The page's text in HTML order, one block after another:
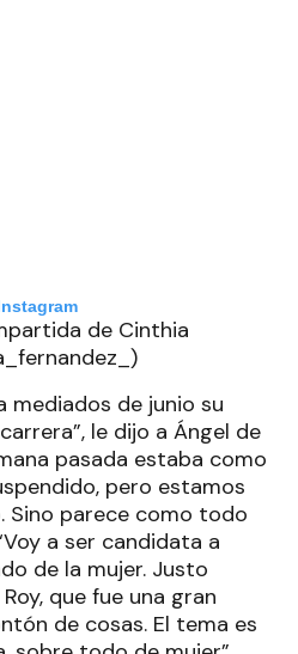
de Cinthia
mediados de junio su
le dijo a Ángel de
pasada estaba como
pero estamos
Sino parece como todo
a ser candidata a
de la mujer. Justo
que fue una gran
de cosas. El tema es